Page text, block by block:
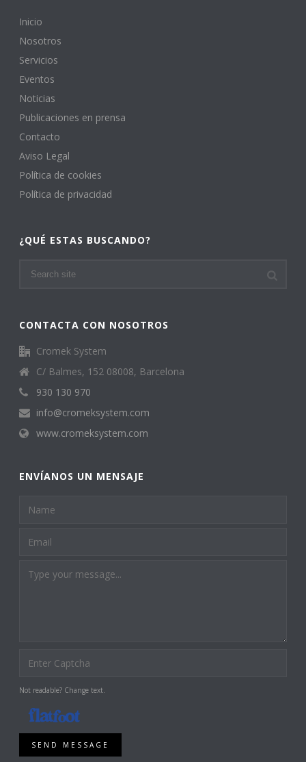
Inicio
Nosotros
Servicios
Eventos
Noticias
Publicaciones en prensa
Contacto
Aviso Legal
Política de cookies
Política de privacidad
¿QUÉ ESTAS BUSCANDO?
CONTACTA CON NOSOTROS
Cromek System
C/ Balmes, 152 08008, Barcelona
930 130 970
info@cromeksystem.com
www.cromeksystem.com
ENVÍANOS UN MENSAJE
Not readable? Change text.
SEND MESSAGE